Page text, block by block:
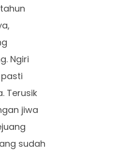
Ngiri
Terusik
jiwa
sudah